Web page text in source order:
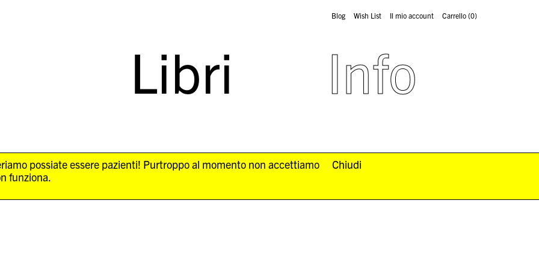
Libri Info
Blog Wish List Il mio account Carrello(0)
possiate essere pazienti! Purtroppo al momento non accettiamo
funziona.
Chiudi